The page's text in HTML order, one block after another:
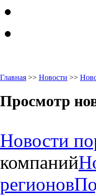
Главная >> Новости >>
Просмотр
Новости
компаний
регионов